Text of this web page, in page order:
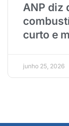
ANP diz
curto e
junho 25, 2026